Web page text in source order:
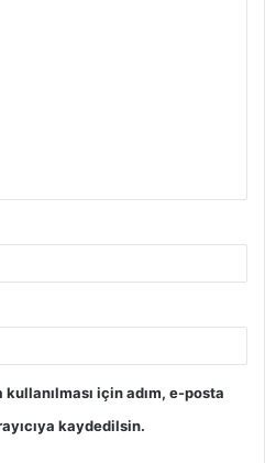
için adım, e-posta
kaydedilsin.